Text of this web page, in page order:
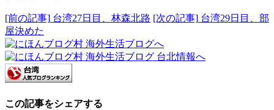
[前の記事] 台湾27日目、林森北路 [次の記事] 台湾29日目、部
屋決めた
この記事をシェアする